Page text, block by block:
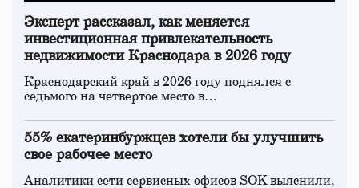
Эксперт рассказал, как меняется
инвестиционная привлекательность
недвижимости Краснодара в 2026 году
Краснодарский край в 2026 году поднялся с
седьмого на четвертое место в…
55% екатеринбуржцев хотели бы улучшить
свое рабочее место
Аналитики сети сервисных офисов SOK выяснили,